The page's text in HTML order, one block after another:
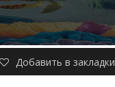
Добавить в закладки